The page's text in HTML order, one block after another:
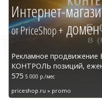
Интернет-
от PriceShop +домен
Рекламное продвижение
КОНТРОЛЬ позиций,
575 5 000 р./мес
priceshop.ru » promo